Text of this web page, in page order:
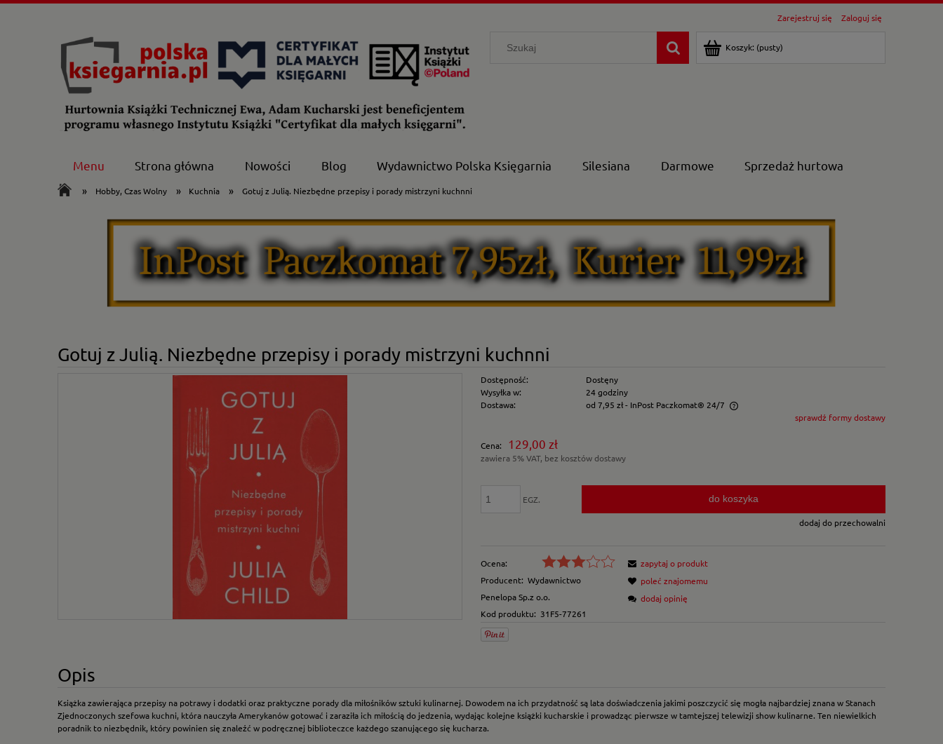
Zarejestruj się Zaloguj się
Koszyk: (pusty)
Menu Strona główna Nowości Blog Wydawnictwo Polska Księgarnia Silesiana Darmowe Sprzedaż hurtowa
» Hobby, Czas Wolny » Kuchnia » Gotuj z Julią. Niezbędne przepisy i porady mistrzyni kuchnni
Gotuj z Julią. Niezbędne przepisy i porady mistrzyni kuchnni
Dostępność:
Dostęny
Wysyłka w:
24 godziny
Dostawa:
od 7,95 zł- InPost Paczkomat® 24/7
płatności
sprawdź formy dostawy
Cena: 129,00 zł
zawiera 5% VAT, bez kosztów dostawy
EGZ. do koszyka
dodaj do przechowalni
Ocena:
Producent: Wydawnictwo
Penelopa Sp.z o.o.
Kod produktu: 31F5-77261
zapytaj o produkt
poleć znajomemu
dodaj opinię
Opis
Książka zawierająca przepisy na potrawy i dodatki oraz praktyczne porady dla miłośników sztuki kulinarnej. Dowodem na ich przydatność są lata doświadczenia jakimi poszczycić się mogła najbardziej znana w Stanach
Zjednoczonych szefowa kuchni, która nauczyła Amerykanów gotować i zaraziła ich miłością do jedzenia, wydając kolejne książki kucharskie i prowadząc pierwsze w tamtejszej telewizji show kulinarne. Ten niewielkich
poradnik to niezbędnik, który powinien się znaleźć w podręcznej biblioteczce każdego szanującego się kucharza.